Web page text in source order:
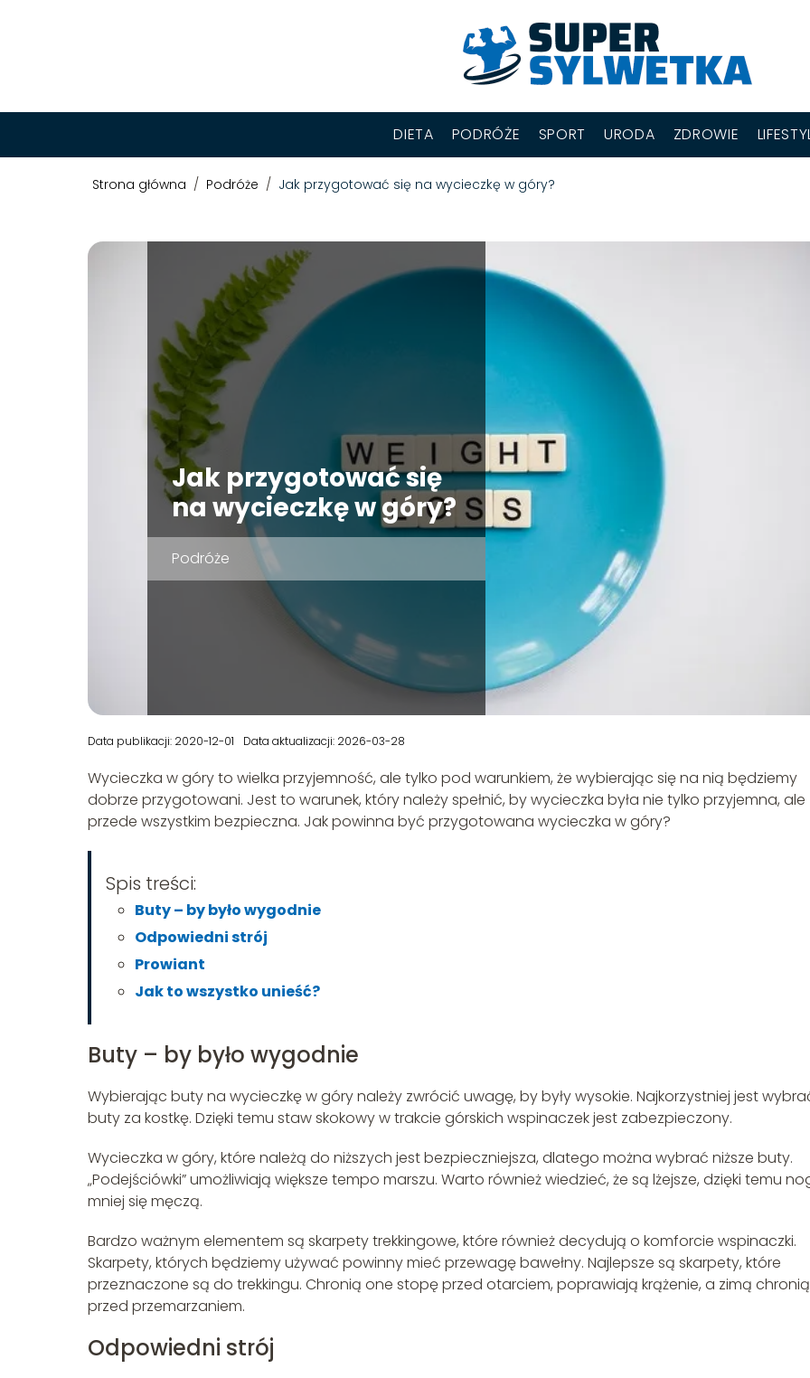
DIETA PODRÓŻE SPORT URODA ZDROWIE
Strona główna / Podróże / Jak przygotować się na wycieczkę w góry?
Jak przygotować się
na wycieczkę w góry?
Podróże
Data publikacji: 2020-12-01 Data aktualizacji: 2026-03-28
Wycieczka w góry to wielka przyjemność, ale tylko pod warunkiem, że wybierając się na nią będziemy
dobrze przygotowani. Jest to warunek, który należy spełnić, by wycieczka była nie tylko przyjemna, ale
przede wszystkim bezpieczna. Jak powinna być przygotowana wycieczka w góry?
Spis treści:
Buty – by było wygodnie
Odpowiedni strój
Prowiant
Jak to wszystko unieść?
Buty – by było wygodnie
Wybierając buty na wycieczkę w góry należy zwrócić uwagę, by były wysokie. Najkorzystniej jest
buty za kostkę. Dzięki temu staw skokowy w trakcie górskich wspinaczek jest zabezpieczony.
Wycieczka w góry, które należą do niższych jest bezpieczniejsza, dlatego można wybrać niższe buty.
„Podejściówki” umożliwiają większe tempo marszu. Warto również wiedzieć, że są lżejsze, dzięki temu
mniej się męczą.
Bardzo ważnym elementem są skarpety trekkingowe, które również decydują o komforcie wspinaczki.
Skarpety, których będziemy używać powinny mieć przewagę bawełny. Najlepsze są skarpety, które
przeznaczone są do trekkingu. Chronią one stopę przed otarciem, poprawiają krążenie, a zimą chronią
przed przemarzaniem.
Odpowiedni strój